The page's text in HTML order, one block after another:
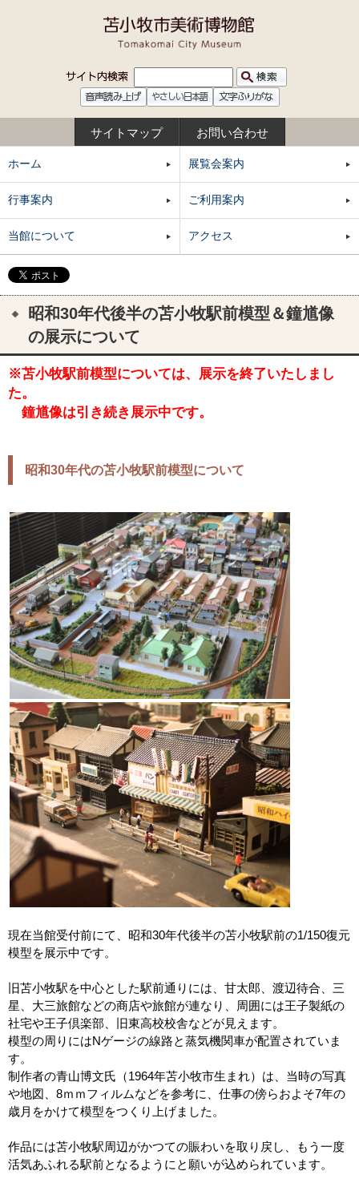
サイトマップ お問い合わせ
ホーム 展覧会案内
行事案内 ご利用案内
当館について アクセス
昭和30年代後半の苫小牧駅前模型＆鐘馗像
の展示について
※苫小牧駅前模型については、展示を終了いたしまし
た。
鐘馗像は引き続き展示中です。
昭和30年代の苫小牧駅前模型について
現在当館受付前にて、昭和30年代後半の苫小牧駅前の1/150復元
模型を展示中です。
旧苫小牧駅を中心とした駅前通りには、甘太郎、渡辺待合、三
星、大三旅館などの商店や旅館が連なり、周囲には王子製紙の
社宅や王子倶楽部、旧東高校校舎などが見えます。
模型の周りにはNゲージの線路と蒸気機関車が配置されていま
す。
制作者の青山博文氏（1964年苫小牧市生まれ）は、当時の写真
や地図、8ｍｍフィルムなどを参考に、仕事の傍らおよそ7年の
歳月をかけて模型をつくり上げました。
作品には苫小牧駅周辺がかつての賑わいを取り戻し、もう一度
活気あふれる駅前となるようにと願いが込められています。